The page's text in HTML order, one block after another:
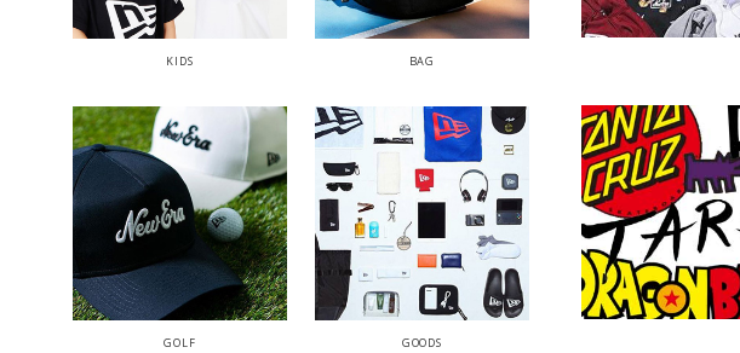
KIDS BAG
GOLF GOODS